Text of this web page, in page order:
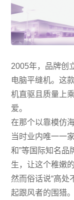
客户故事
联系我们
2005年，品牌创
电脑平缝机。这
机直驱且质量上
爱。
在那个以靠模仿
当时业内唯一一
和”等国际知名品
生，让这个稚嫩
然而俗话说“高处
起跟风者的围猎